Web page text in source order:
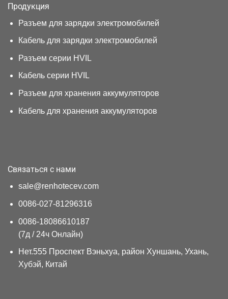
Продукция
Разъем для зарядки электромобилей
Кабель для зарядки электромобилей
Разъем серии HVIL
Кабель серии HVIL
Разъем для хранения аккумуляторов
Кабель для хранения аккумуляторов
Связаться с нами
sale@renhotecev.com
0086-027-81296316
0086-18086610187
(7д / 24ч Онлайн)
Нет.555 Проспект Вэньхуа, район Хуншань, Ухань,
Хубэй, Китай